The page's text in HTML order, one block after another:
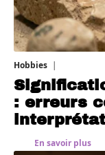
Hobbies
: erreurs
En savoir plus